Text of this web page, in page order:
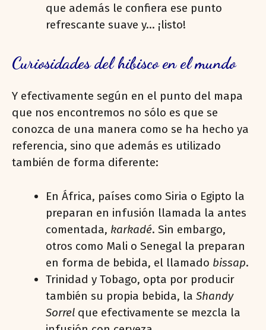
que además le confiera ese punto
refrescante suave y… ¡listo!
Curiosidades del hibisco en el mundo
Y efectivamente según en el punto del mapa
que nos encontremos no sólo es que se
conozca de una manera como se ha hecho ya
referencia, sino que además es utilizado
también de forma diferente:
En África, países como Siria o Egipto la
preparan en infusión llamada la antes
comentada, karkadé. Sin embargo,
otros como Mali o Senegal la preparan
en forma de bebida, el llamado bissap.
Trinidad y Tobago, opta por producir
también su propia bebida, la Shandy
Sorrel que efectivamente se mezcla la